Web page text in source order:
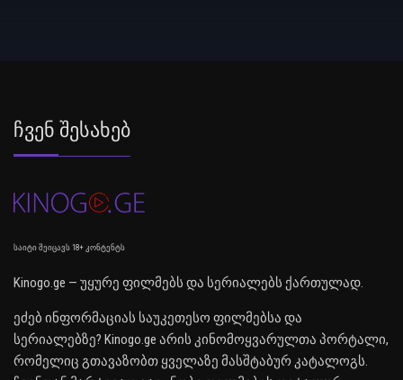
Ჩვენ Შესახებ
საიტი შეიცავს 18+ კონტენტს
Kinogo.ge — უყურე ფილმებს და სერიალებს ქართულად.
ეძებ ინფორმაციას საუკეთესო ფილმებსა და
სერიალებზე? Kinogo.ge არის კინომოყვარულთა პორტალი,
რომელიც გთავაზობთ ყველაზე მასშტაბურ კატალოგს.